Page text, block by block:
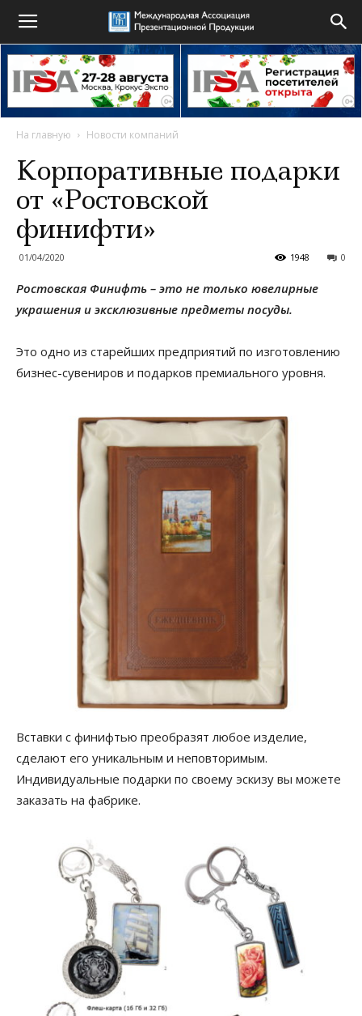
На главную Новости компаний
Корпоративные подарки
от «Ростовской
финифти»
01/04/2020 0
1948
Ростовская Финифть – это не только ювелирные
украшения и эксклюзивные предметы посуды.
Это одно из старейших предприятий по изготовлению
бизнес-сувениров и подарков премиального уровня.
Вставки с финифтью преобразят любое изделие,
сделают его уникальным и неповторимым.
Индивидуальные подарки по своему эскизу вы можете
заказать на фабрике.